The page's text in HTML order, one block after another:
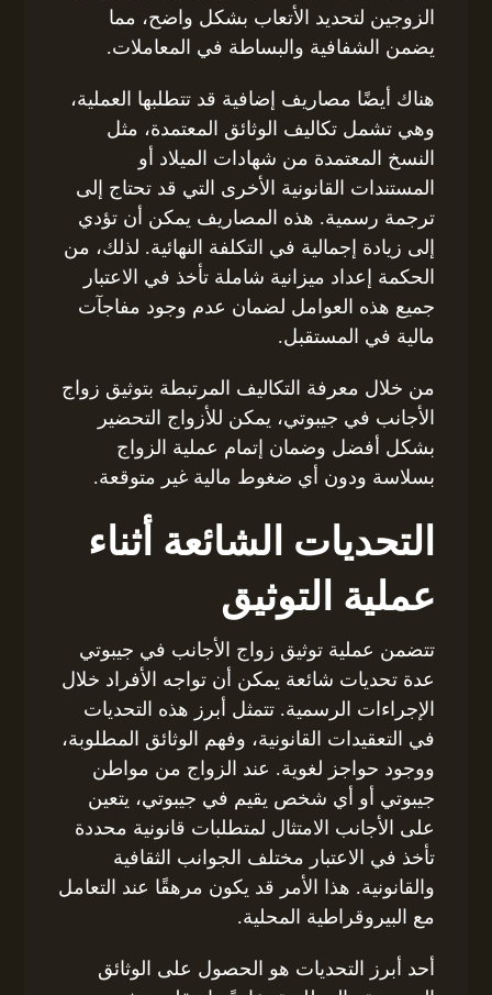
الزوجين لتحديد الأتعاب بشكل واضح، مما
يضمن الشفافية والبساطة في المعاملات.
هناك أيضًا مصاريف إضافية قد تتطلبها العملية،
وهي تشمل تكاليف الوثائق المعتمدة، مثل
النسخ المعتمدة من شهادات الميلاد أو
المستندات القانونية الأخرى التي قد تحتاج إلى
ترجمة رسمية. هذه المصاريف يمكن أن تؤدي
إلى زيادة إجمالية في التكلفة النهائية. لذلك، من
الحكمة إعداد ميزانية شاملة تأخذ في الاعتبار
جميع هذه العوامل لضمان عدم وجود مفاجآت
مالية في المستقبل.
من خلال معرفة التكاليف المرتبطة بتوثيق زواج
الأجانب في جيبوتي، يمكن للأزواج التحضير
بشكل أفضل وضمان إتمام عملية الزواج
بسلاسة ودون أي ضغوط مالية غير متوقعة.
التحديات الشائعة أثناء
عملية التوثيق
تتضمن عملية توثيق زواج الأجانب في جيبوتي
عدة تحديات شائعة يمكن أن تواجه الأفراد خلال
الإجراءات الرسمية. تتمثل أبرز هذه التحديات
في التعقيدات القانونية، وفهم الوثائق المطلوبة،
ووجود حواجز لغوية. عند الزواج من مواطن
جيبوتي أو أي شخص يقيم في جيبوتي، يتعين
على الأجانب الامتثال لمتطلبات قانونية محددة
تأخذ في الاعتبار مختلف الجوانب الثقافية
والقانونية. هذا الأمر قد يكون مرهقًا عند التعامل
مع البيروقراطية المحلية.
أحد أبرز التحديات هو الحصول على الوثائق